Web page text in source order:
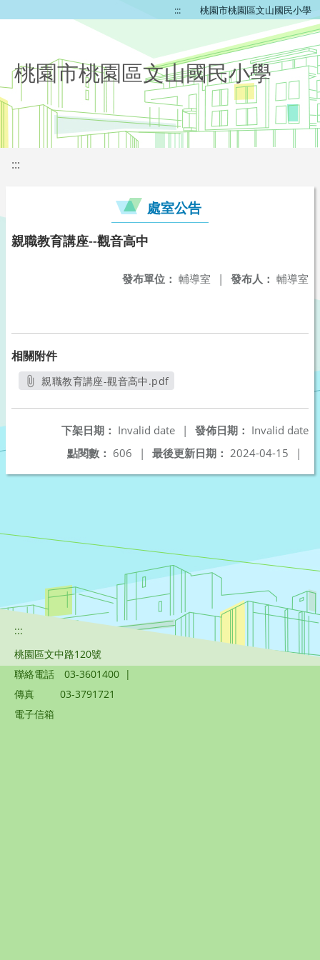
::: 桃園市桃園區文山國民小學
桃園市桃園區文山國民小學
:::
處室公告
親職教育講座--觀音高中
發布人： 輔導室
發布單位： 輔導室 |
相關附件
親職教育講座-觀音高中.pdf
發佈日期： Invalid date
下架日期： Invalid date
|
最後更新日期： 2024-04-15 |
點閱數： 606 |
:::
桃園區文中路120號
聯絡電話
03-3601400 |
傳真
03-3791721
電子信箱